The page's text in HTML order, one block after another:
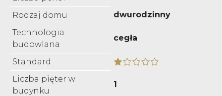
Rodzaj domu
dwurodzinny
Technologia
budowlana
cegła
Standard
Liczba pięter w
budynku
1